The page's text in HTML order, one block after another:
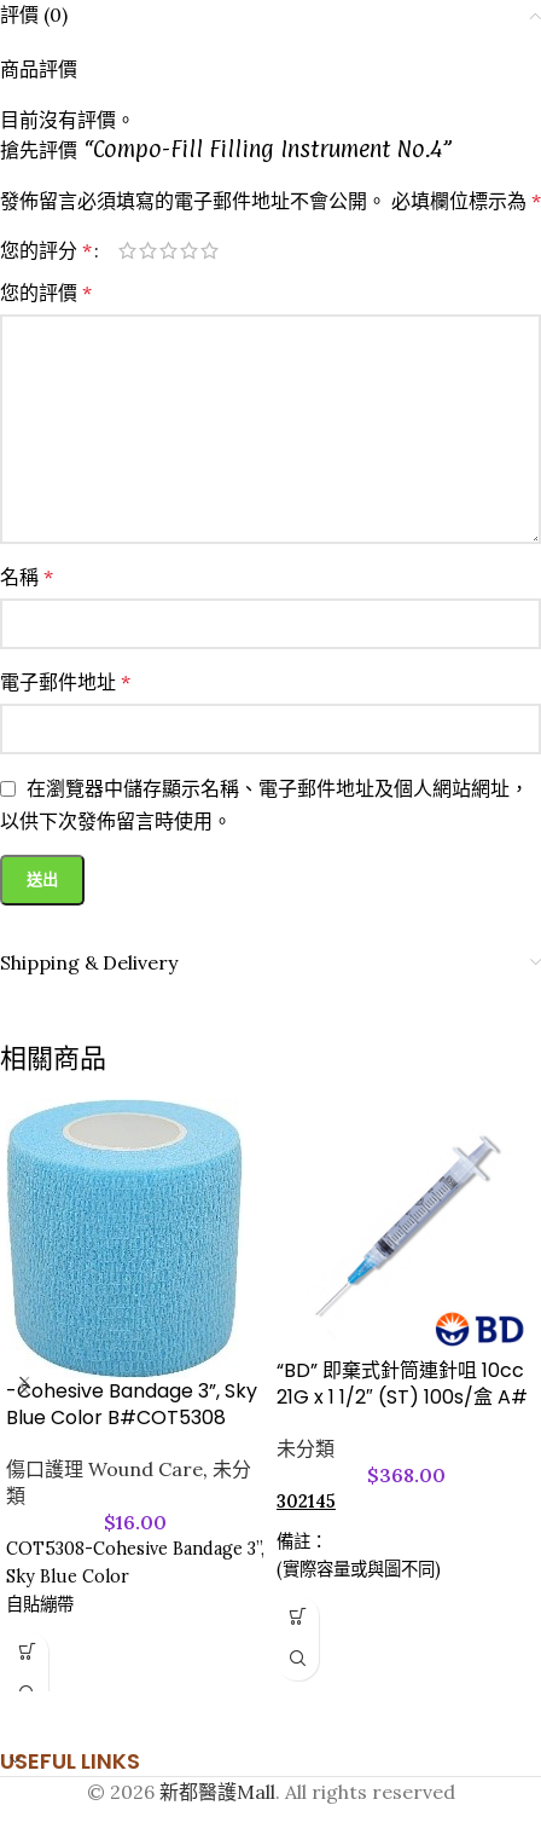
評價 (0)
商品評價
目前沒有評價。
搶先評價 “Compo-Fill Filling Instrument No.4”
發佈留言必須填寫的電子郵件地址不會公開。 必填欄位標示為 *
您的評分 *
您的評價 *
名稱 *
電子郵件地址 *
在瀏覽器中儲存顯示名稱、電子郵件地址及個人網站網址，
以供下次發佈留言時使用。
Shipping & Delivery
相關商品
-Cohesive Bandage 3”, Sky
Blue Color B#COT5308
傷口護理 Wound Care, 未分
類
$16.00
COT5308-Cohesive Bandage 3”,
Sky Blue Color
自貼繃帶
“BD” 即棄式針筒連針咀 10cc
21G x 1 1/2″ (ST) 100s/盒 A#
未分類
$368.00
302145
備註：
(實際容量或與圖不同)
USEFUL LINKS
© 2026 新都醫護Mall. All rights reserved